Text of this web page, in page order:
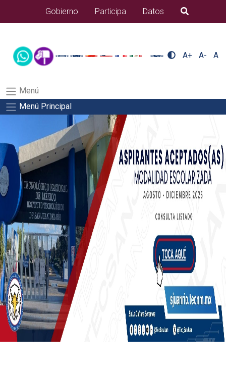
alumnos/plantilla_tecnmSalida del comando:
Gobierno Participa Datos B�squeda
A+ A- A
Menú
Menú Principal